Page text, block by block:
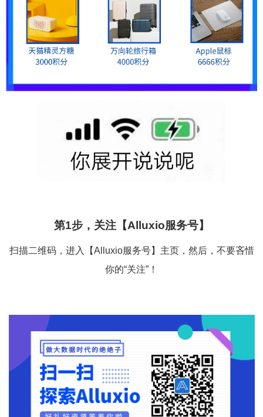
第1步，关注【Alluxio服务号】
扫描二维码，进入【Alluxio服务号】主页，然后，不要吝惜
你的“关注”！